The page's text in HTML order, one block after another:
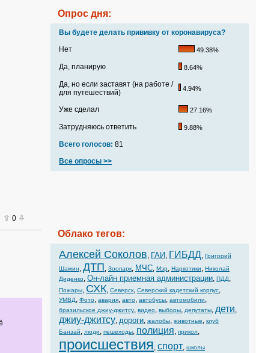
0
Опрос дня:
Вы будете делать прививку от коронавируса?
Нет
49.38%
Да, планирую 8.64%
Да, но если заставят (на работе /
для путешествий)
4.94%
Уже сделал 27.16%
Затрудняюсь ответить 9.88%
Всего голосов: 81
Все опросы >>
Облако тегов:
Алексей Соколов, ГАИ, ГИБДД, Григорий
Шамин, ДТП, Зоопарк, МЧС, Мэр, Наркотики, Николай
Диденко, Он-лайн приемная администрации, ПДД,
Пожары, СХК, Северск, Северский кадетский корпус,
УМВД, Фото, авария, авто, автобусы, автомобили,
бразильское джиу-джитсу, видео, выборы, депутаты, дети,
джиу-джитсу, дороги, жалобы, животные, клуб
Банзай, люди, пешеходы, полиция, прикол,
происшествия, спорт, школы